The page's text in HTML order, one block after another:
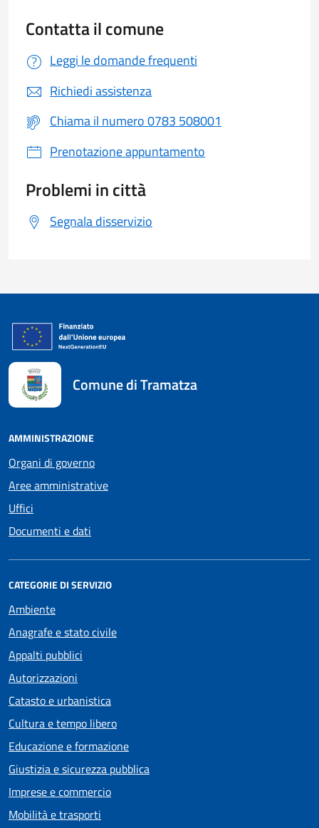
Contatta il comune
Leggi le domande frequenti
Richiedi assistenza
Chiama il numero 0783 508001
Prenotazione appuntamento
Problemi in città
Segnala disservizio
Comune di Tramatza
AMMINISTRAZIONE
Organi di governo
Aree amministrative
Uffici
Documenti e dati
CATEGORIE DI SERVIZIO
Ambiente
Anagrafe e stato civile
Appalti pubblici
Autorizzazioni
Catasto e urbanistica
Cultura e tempo libero
Educazione e formazione
Giustizia e sicurezza pubblica
Imprese e commercio
Mobilità e trasporti